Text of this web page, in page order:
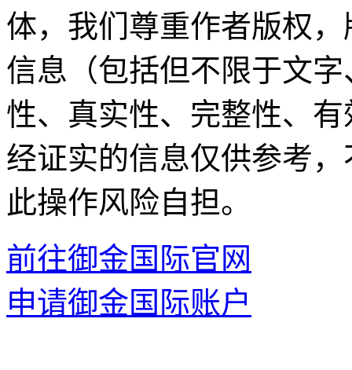
体，我们尊重作者版权
信息（包括但不限于文
性、真实性、完整性、
经证实的信息仅供参考
此操作风险自担。
前往御金国际官网
申请御金国际账户